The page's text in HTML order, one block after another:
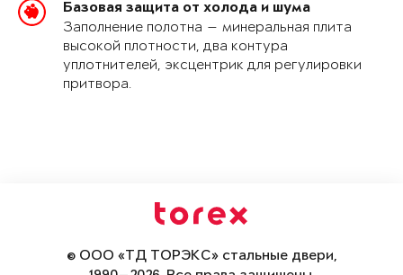
Базовая защита от холода и шума
Заполнение полотна — минеральная плита
высокой плотности, два контура
уплотнителей, эксцентрик для регулировки
притвора.
© ООО «ТД ТОРЭКС» стальные двери,